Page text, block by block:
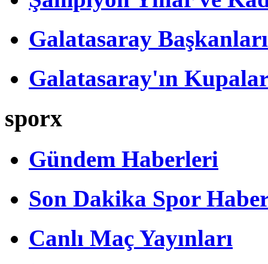
Galatasaray Başkanları
Galatasaray'ın
sporx
Gündem Haberleri
Son Dakika Spor
Canlı Maç Yayınları